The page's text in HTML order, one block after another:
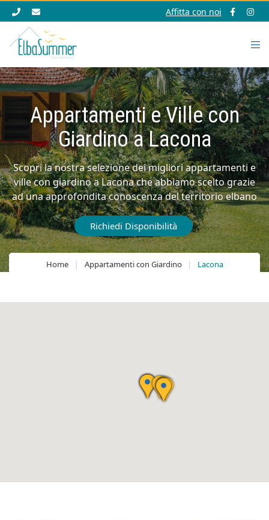
Affitta con noi
Appartamenti e Ville con
Giardino a Lacona
Scopri la nostra selezione dei migliori appartamenti e
ville con giardino a Lacona che abbiamo scelto grazie
ad una approfondita conoscenza del territorio elbano
Richiedi Disponibilità
Home Appartamenti con Giardino Lacona